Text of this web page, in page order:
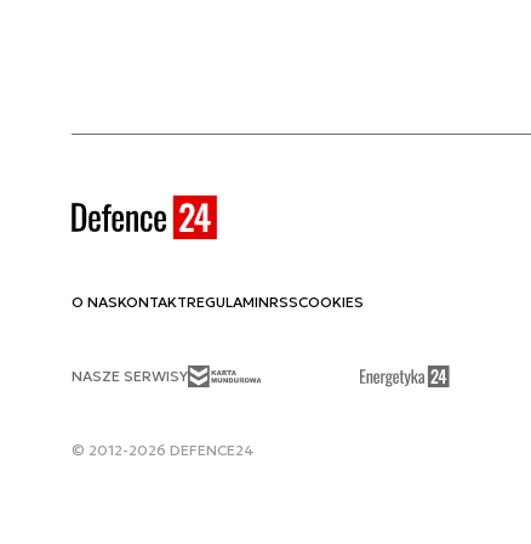
O NASKONTAKTREGULAMINRSSCOOKIES
NASZE SERWISY
© 2012-2026 DEFENCE24